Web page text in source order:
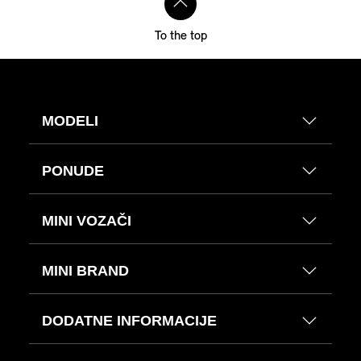
To the top
MODELI
PONUDE
MINI VOZAČI
MINI BRAND
DODATNE INFORMACIJE